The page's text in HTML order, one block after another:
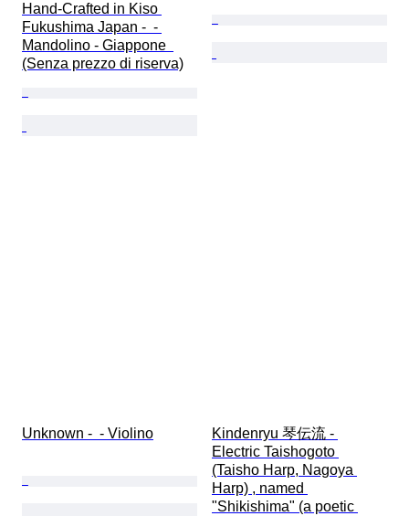
Hand-Crafted in Kiso
Fukushima Japan -  -
Mandolino - Giappone
(Senza prezzo di riserva)
Unknown -  - Violino
Kindenryu 琴伝流 -
Electric Taishogoto
(Taisho Harp, Nagoya
Harp) , named
"Shikishima" (a poetic